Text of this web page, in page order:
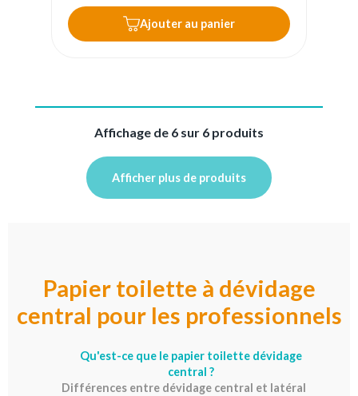
Ajouter au panier
Affichage de 6 sur 6 produits
Afficher plus de produits
Papier toilette à dévidage
central pour les professionnels
Qu'est-ce que le papier toilette dévidage
central ?
Différences entre dévidage central et latéral